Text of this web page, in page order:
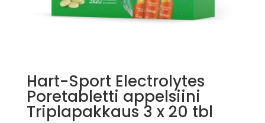
Hart-Sport Electrolytes
Poretabletti appelsiini
Triplapakkaus 3 x 20 tbl